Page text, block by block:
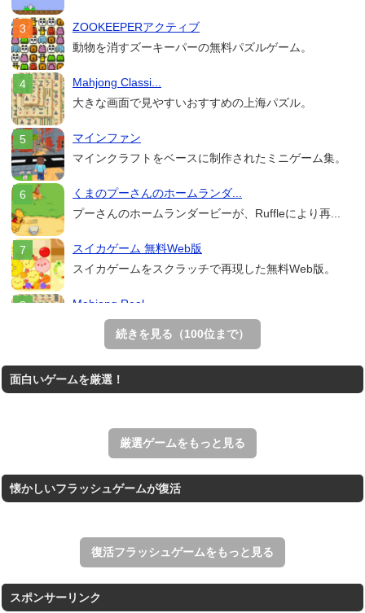
ZOOKEEPERアクティブ
動物を消すズーキーパーの無料パズルゲーム。
Mahjong Classi...
大きな画面で見やすいおすすめの上海パズル。
マインファン
マインクラフトをベースに制作されたミニゲーム集。
くまのプーさんのホームランダ...
プーさんのホームランダービーが、Ruffleにより再...
スイカゲーム 無料Web版
スイカゲームをスクラッチで再現した無料Web版。
Mahjong Real
リアルな麻雀牌を使う18種類の上海ゲーム。
王国を構築していく放置系のシミュレーションゲーム。
すべての矢印を画面外へ導くパズルゲーム。
続きを見る（100位まで）
面白いゲームを厳選！
厳選ゲームをもっと見る
懐かしいフラッシュゲームが復活
復活フラッシュゲームをもっと見る
スポンサーリンク